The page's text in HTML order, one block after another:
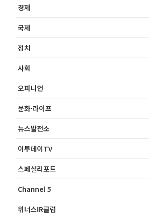
경제
국제
정치
사회
오피니언
문화·라이프
뉴스발전소
이투데이TV
스페셜리포트
Channel 5
위너스IR클럽